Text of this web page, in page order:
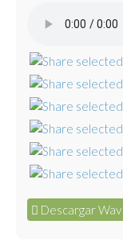
Descargar Wav